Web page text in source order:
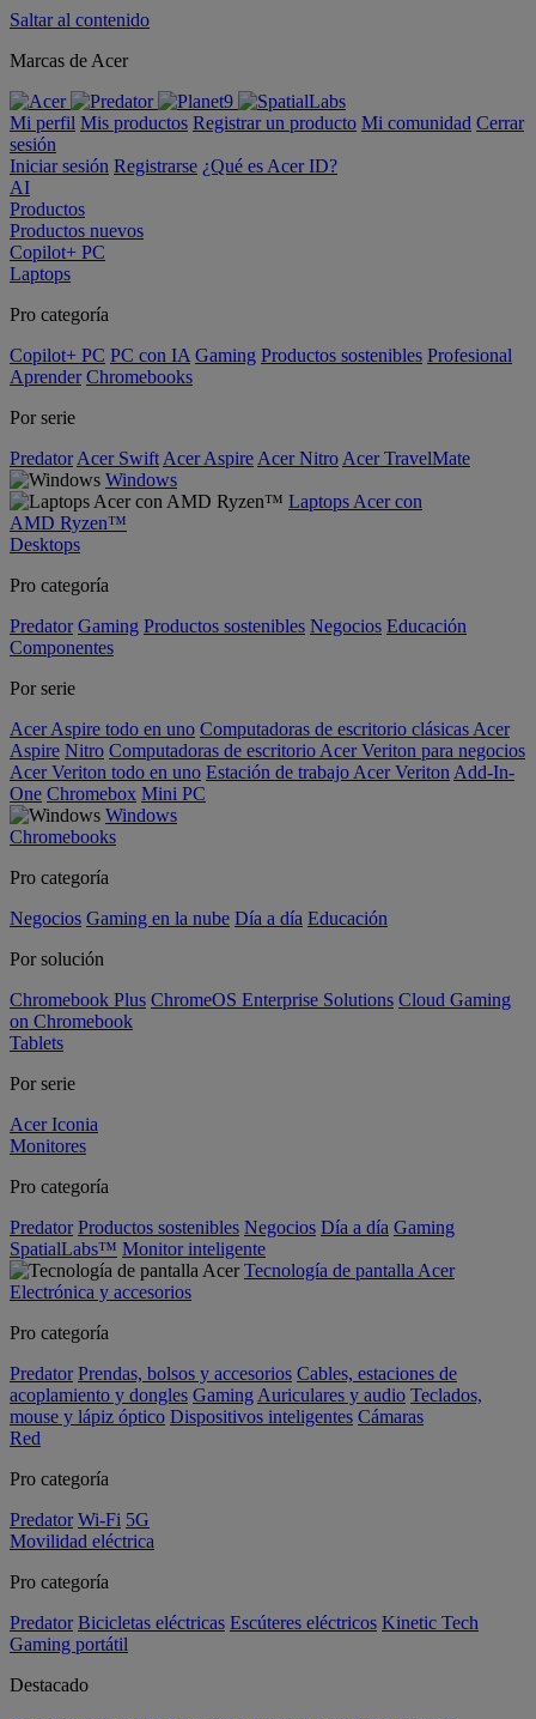
Saltar al contenido
Marcas de Acer
Mi perfil Mis productos Registrar un producto Mi comunidad Cerrar
sesión
Iniciar sesión Registrarse ¿Qué es Acer ID?
AI
Productos
Productos nuevos
Copilot+ PC
Laptops
Pro categoría
Copilot+ PC PC con IA Gaming Productos sostenibles Profesional
Aprender Chromebooks
Por serie
Predator Acer Swift Acer Aspire Acer Nitro Acer TravelMate
Windows
Laptops Acer con
AMD Ryzen™
Desktops
Pro categoría
Predator Gaming Productos sostenibles Negocios Educación
Componentes
Por serie
Acer Aspire todo en uno Computadoras de escritorio clásicas Acer
Aspire Nitro Computadoras de escritorio Acer Veriton para negocios
Acer Veriton todo en uno Estación de trabajo Acer Veriton Add-In-
One Chromebox Mini PC
Windows
Chromebooks
Pro categoría
Negocios Gaming en la nube Día a día Educación
Por solución
Chromebook Plus ChromeOS Enterprise Solutions Cloud Gaming
on Chromebook
Tablets
Por serie
Acer Iconia
Monitores
Pro categoría
Predator Productos sostenibles Negocios Día a día Gaming
SpatialLabs™ Monitor inteligente
Tecnología de pantalla Acer
Electrónica y accesorios
Pro categoría
Predator Prendas, bolsos y accesorios Cables, estaciones de
acoplamiento y dongles Gaming Auriculares y audio Teclados,
mouse y lápiz óptico Dispositivos inteligentes Cámaras
Red
Pro categoría
Predator Wi-Fi 5G
Movilidad eléctrica
Pro categoría
Predator Bicicletas eléctricas Escúteres eléctricos Kinetic Tech
Gaming portátil
Destacado